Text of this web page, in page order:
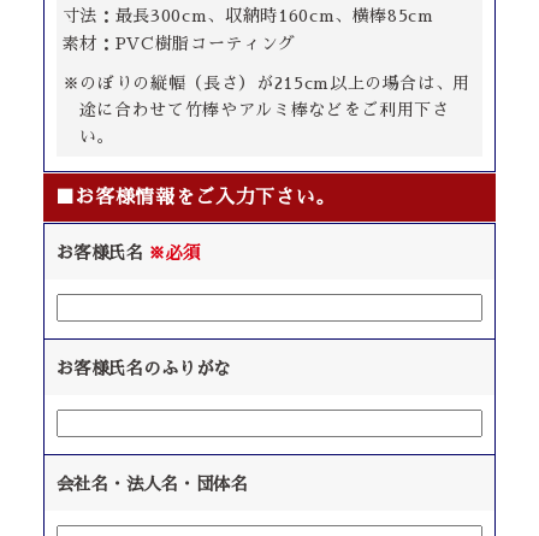
寸法：最長300cm、収納時160cm、横棒85cm
素材：PVC樹脂コーティング
※のぼりの縦幅（長さ）が215cm以上の場合は、用
途に合わせて竹棒やアルミ棒などをご利用下さ
い。
■お客様情報をご入力下さい。
お客様氏名 ※必須
お客様氏名のふりがな
会社名・法人名・団体名